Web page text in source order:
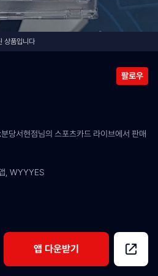
상품입니다
팔로우
당서현점님의 스포츠카드 라이브에서 판매
, WYYYES
앱 다운받기